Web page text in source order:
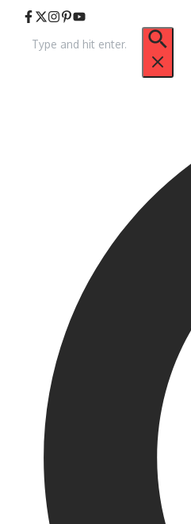
untuk: